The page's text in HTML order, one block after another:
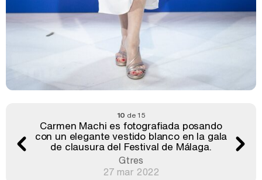
10 de 15
Carmen Machi es fotografiada posando
con un elegante vestido blanco en la gala
de clausura del Festival de Málaga.
Gtres
27 mar 2022